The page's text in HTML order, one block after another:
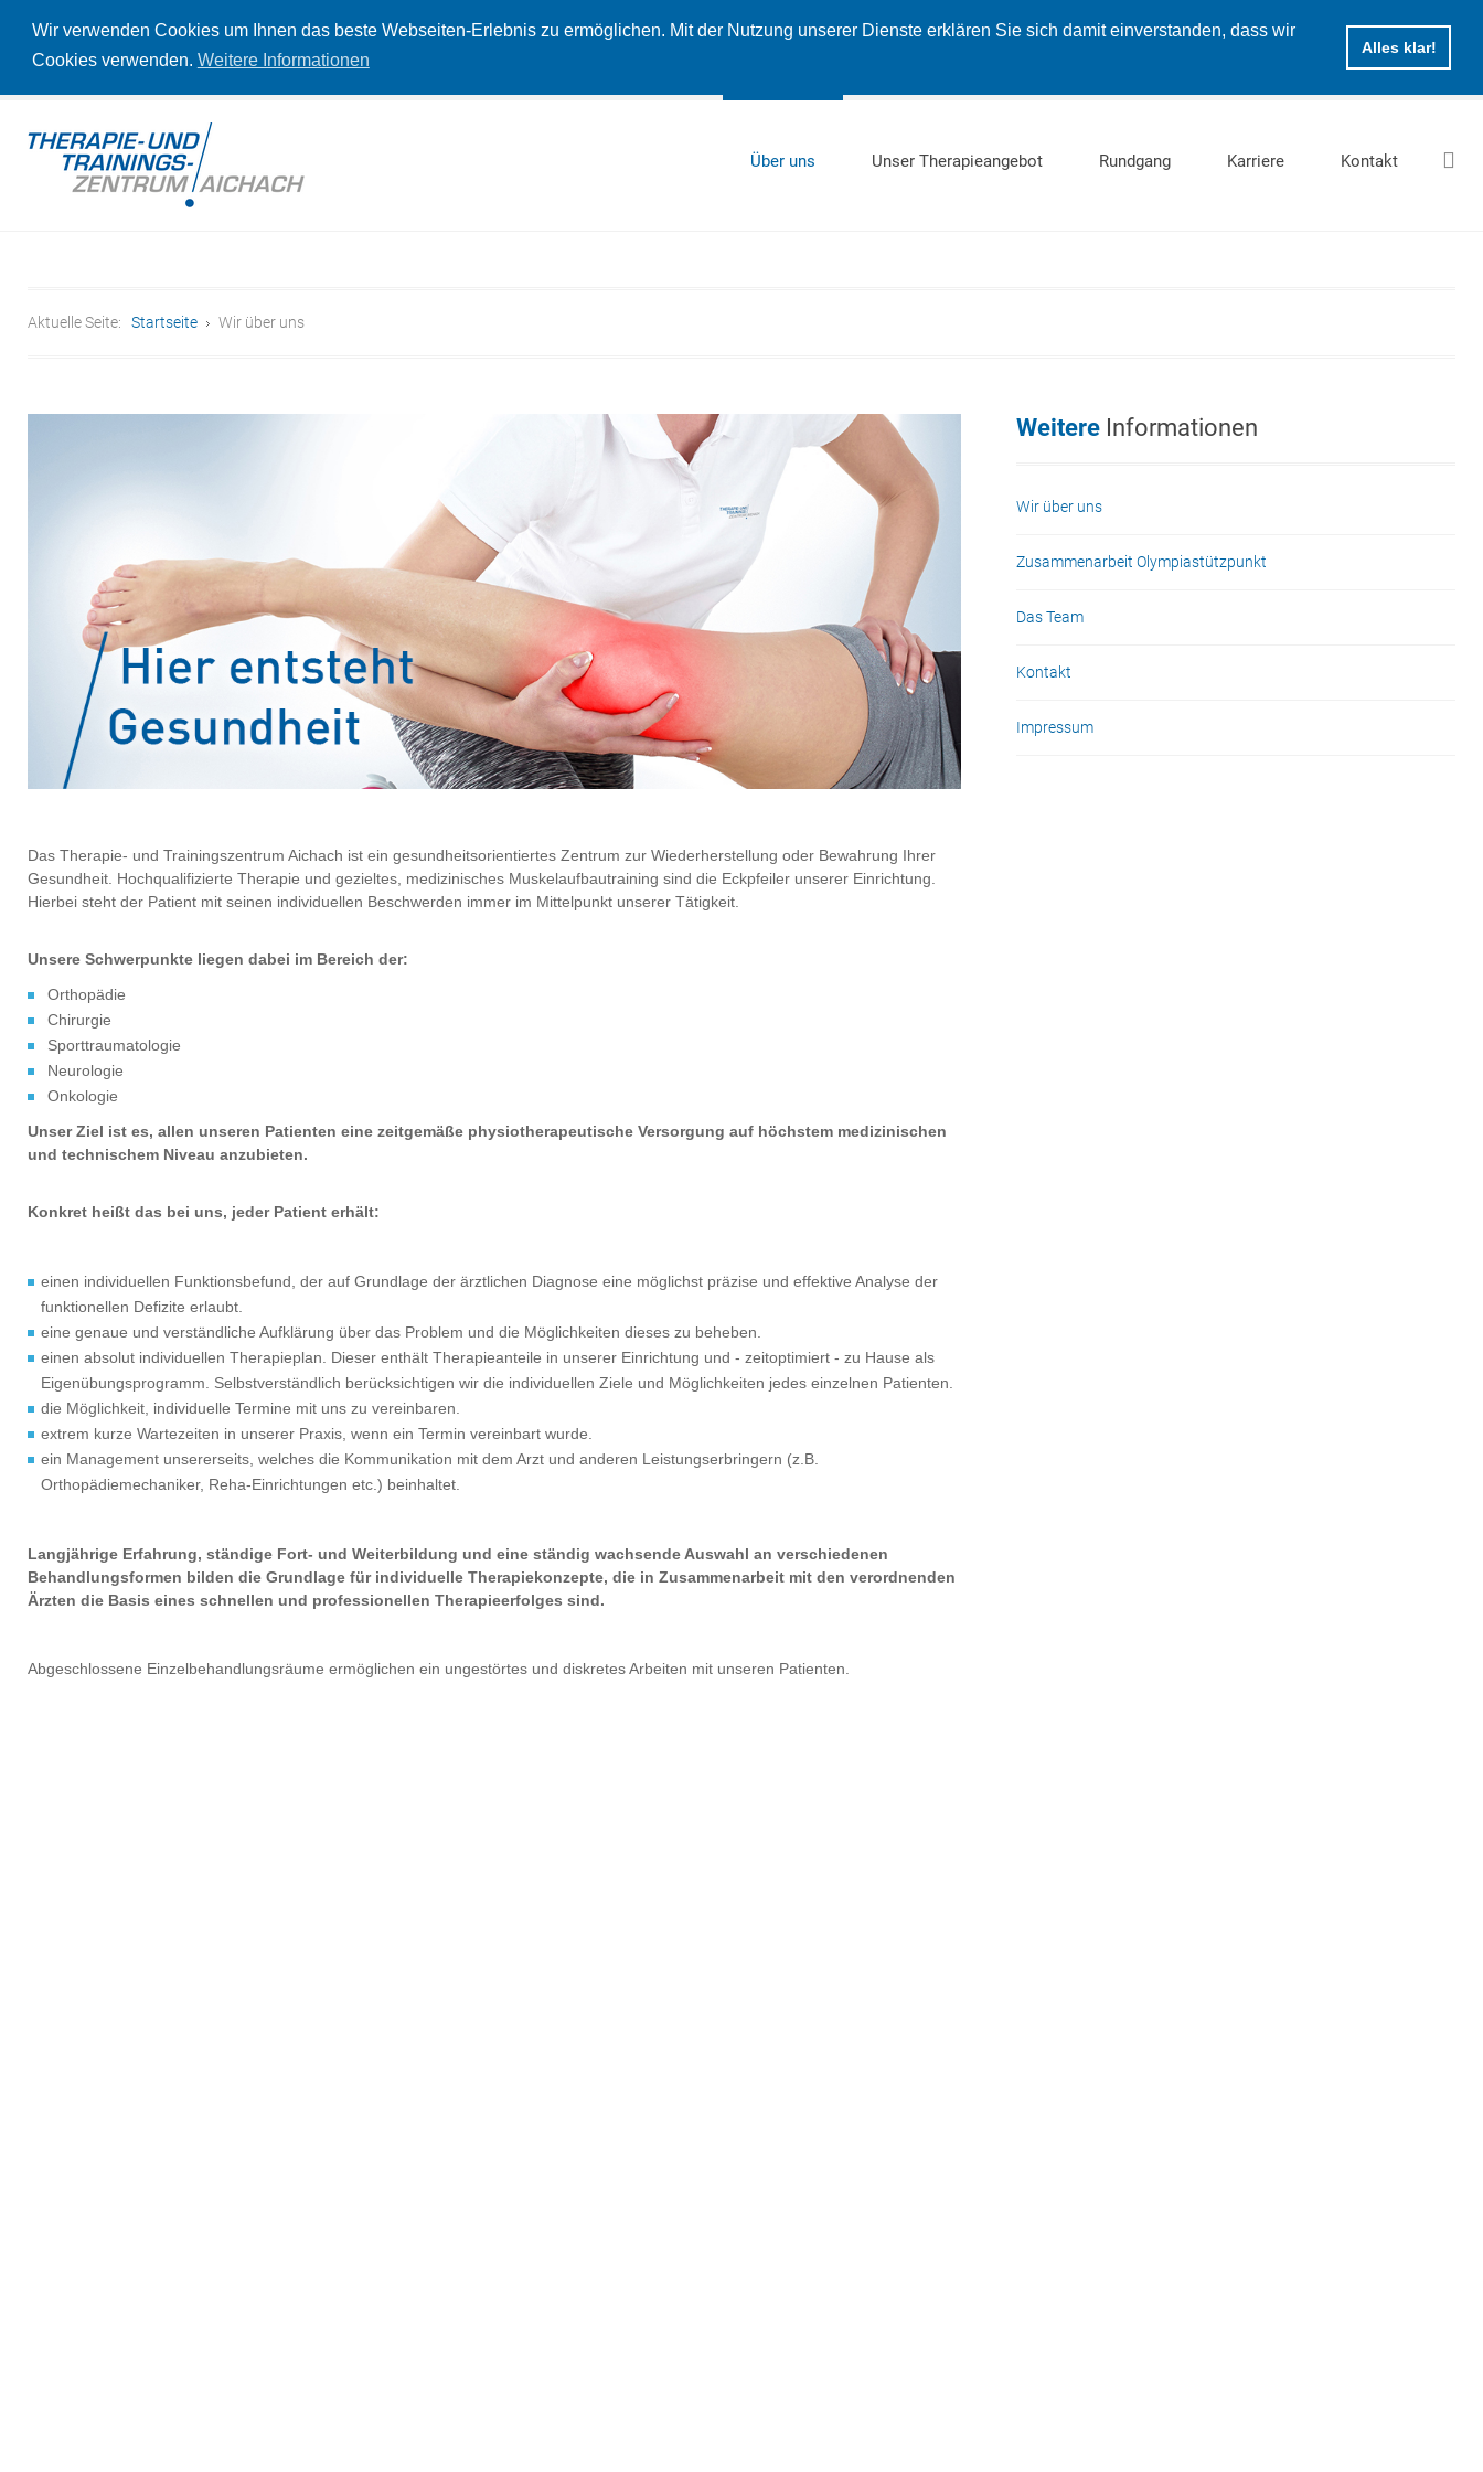
Wir verwenden Cookies um Ihnen das beste Webseiten-Erlebnis zu ermöglichen. Mit der Nutzung unserer Dienste erklären Sie sich damit einverstanden, dass wir
Cookies verwenden. Weitere Informationen
Alles klar!
Über uns Unser Therapieangebot Rundgang Karriere Kontakt
Aktuelle Seite: Startseite Wir über uns
Das Therapie- und Trainingszentrum Aichach ist ein gesundheitsorientiertes Zentrum zur Wiederherstellung oder Bewahrung Ihrer
Gesundheit. Hochqualifizierte Therapie und gezieltes, medizinisches Muskelaufbautraining sind die Eckpfeiler unserer Einrichtung.
Hierbei steht der Patient mit seinen individuellen Beschwerden immer im Mittelpunkt unserer Tätigkeit.
Unsere Schwerpunkte liegen dabei im Bereich der:
Orthopädie
Chirurgie
Sporttraumatologie
Neurologie
Onkologie
Unser Ziel ist es, allen unseren Patienten eine zeitgemäße physiotherapeutische Versorgung auf höchstem medizinischen
und technischem Niveau anzubieten.
Konkret heißt das bei uns, jeder Patient erhält:
einen individuellen Funktionsbefund, der auf Grundlage der ärztlichen Diagnose eine möglichst präzise und effektive Analyse der
funktionellen Defizite erlaubt.
eine genaue und verständliche Aufklärung über das Problem und die Möglichkeiten dieses zu beheben.
einen absolut individuellen Therapieplan. Dieser enthält Therapieanteile in unserer Einrichtung und - zeitoptimiert - zu Hause als
Eigenübungsprogramm. Selbstverständlich berücksichtigen wir die individuellen Ziele und Möglichkeiten jedes einzelnen Patienten.
die Möglichkeit, individuelle Termine mit uns zu vereinbaren.
extrem kurze Wartezeiten in unserer Praxis, wenn ein Termin vereinbart wurde.
ein Management unsererseits, welches die Kommunikation mit dem Arzt und anderen Leistungserbringern (z.B.
Orthopädiemechaniker, Reha-Einrichtungen etc.) beinhaltet.
Langjährige Erfahrung, ständige Fort- und Weiterbildung und eine ständig wachsende Auswahl an verschiedenen
Behandlungsformen bilden die Grundlage für individuelle Therapiekonzepte, die in Zusammenarbeit mit den verordnenden
Ärzten die Basis eines schnellen und professionellen Therapieerfolges sind.
Abgeschlossene Einzelbehandlungsräume ermöglichen ein ungestörtes und diskretes Arbeiten mit unseren Patienten.
Weitere Informationen
Wir über uns
Zusammenarbeit Olympiastützpunkt
Das Team
Kontakt
Impressum